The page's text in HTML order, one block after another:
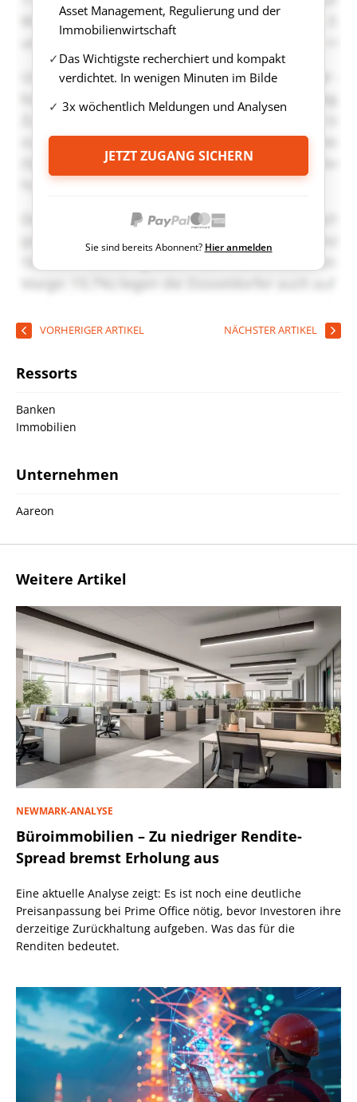
Asset Management, Regulierung und der
Immobilienwirtschaft
Das Wichtigste recherchiert und kompakt
verdichtet. In wenigen Minuten im Bilde
3x wöchentlich Meldungen und Analysen
JETZT ZUGANG SICHERN
Sie sind bereits Abonnent? Hier anmelden
VORHERIGER ARTIKEL NÄCHSTER ARTIKEL
Ressorts
Banken
Immobilien
Unternehmen
Aareon
Weitere Artikel
NEWMARK-ANALYSE
Büroimmobilien – Zu niedriger Rendite-
Spread bremst Erholung aus
Eine aktuelle Analyse zeigt: Es ist noch eine deutliche
Preisanpassung bei Prime Office nötig, bevor Investoren ihre
derzeitige Zurückhaltung aufgeben. Was das für die
Renditen bedeutet.